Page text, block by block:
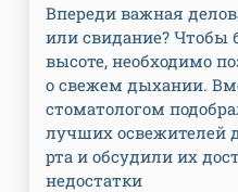
Впереди важная
или свидание? Чтобы
высоте, необходимо
о свежем дыхании.
стоматологом
лучших освежителей
рта и обсудили их
недостатки